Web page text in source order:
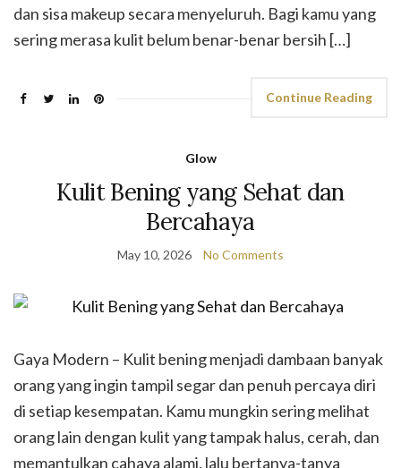
dan sisa makeup secara menyeluruh. Bagi kamu yang
sering merasa kulit belum benar-benar bersih […]
Continue Reading
Glow
Kulit Bening yang Sehat dan
Bercahaya
May 10, 2026 No Comments
Gaya Modern – Kulit bening menjadi dambaan banyak
orang yang ingin tampil segar dan penuh percaya diri
di setiap kesempatan. Kamu mungkin sering melihat
orang lain dengan kulit yang tampak halus, cerah, dan
memantulkan cahaya alami, lalu bertanya-tanya